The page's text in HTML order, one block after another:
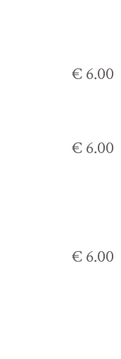
€ 6.00
€ 6.00
€ 6.00